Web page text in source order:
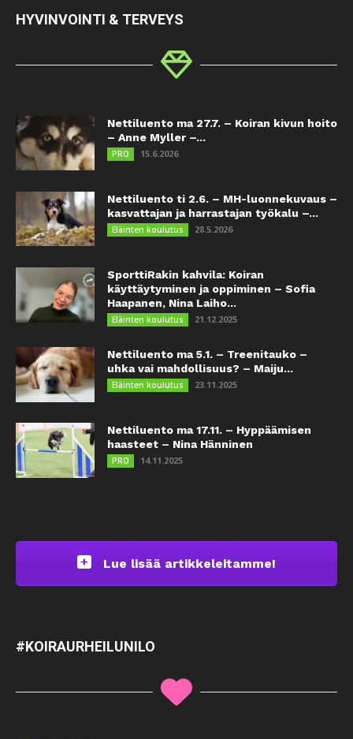
HYVINVOINTI & TERVEYS
Nettiluento ma 27.7. – Koiran kivun hoito
– Anne Myller –...
PRO 15.6.2026
Nettiluento ti 2.6. – MH-luonnekuvaus –
kasvattajan ja harrastajan työkalu –...
Eläinten koulutus 28.5.2026
SporttiRakin kahvila: Koiran
käyttäytyminen ja oppiminen – Sofia
Haapanen, Nina Laiho...
Eläinten koulutus 21.12.2025
Nettiluento ma 5.1. – Treenitauko –
uhka vai mahdollisuus? – Maiju...
Eläinten koulutus 23.11.2025
Nettiluento ma 17.11. – Hyppäämisen
haasteet – Nina Hänninen
PRO 14.11.2025
Lue lisää artikkeleitamme!
#KOIRAURHEILUNILO